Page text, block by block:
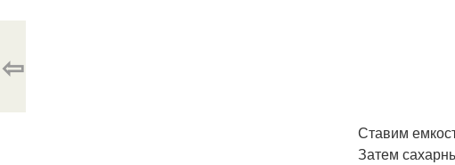
Ставим
Затем
⇦